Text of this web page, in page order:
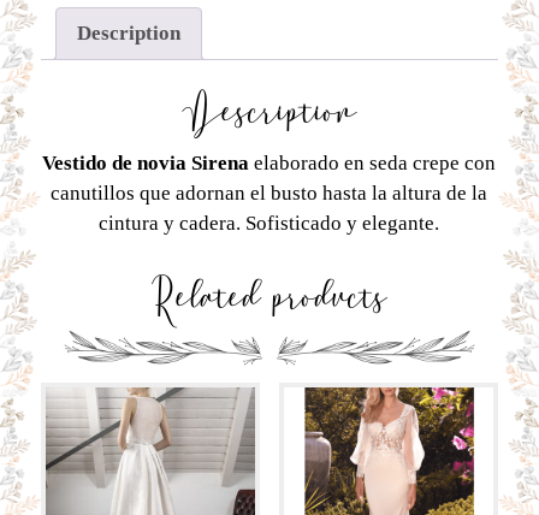
Description
Description
Vestido de novia Sirena elaborado en seda crepe con
canutillos que adornan el busto hasta la altura de la
cintura y cadera. Sofisticado y elegante.
Related products